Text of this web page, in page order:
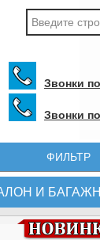
Звонки
Звонки
ФИЛЬТР
И